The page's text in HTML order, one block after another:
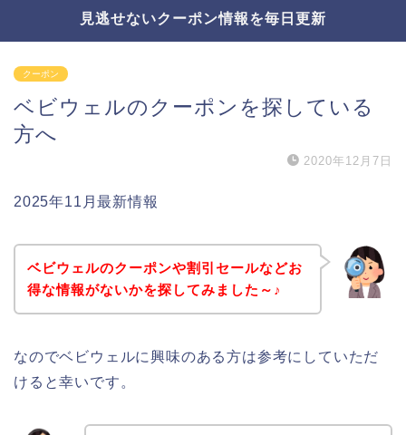
見逃せないクーポン情報を毎日更新
クーポン
ベビウェルのクーポンを探している
方へ
2020年12月7日
2025年11月最新情報
ベビウェルのクーポンや割引セールなどお
得な情報がないかを探してみました～♪
なのでベビウェルに興味のある方は参考にしていただ
けると幸いです。